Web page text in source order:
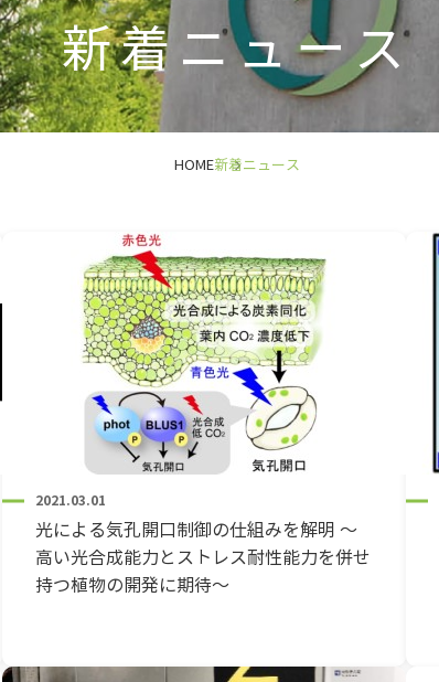
新着ニュース
HOME新着ニュース
2021.03.01
光による気孔開口制御の仕組みを解明 ～
高い光合成能力とストレス耐性能力を併せ
持つ植物の開発に期待～